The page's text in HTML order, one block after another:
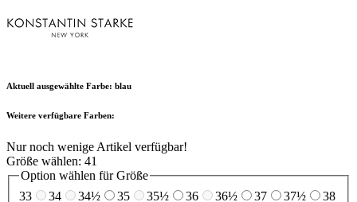
Aktuell ausgewählte Farbe: blau
Weitere verfügbare Farben:
Nur noch wenige Artikel verfügbar!
Größe wählen: 41
Option wählen für Größe
33
34 34½ 35 35½ 36 36½ 37 37½
38